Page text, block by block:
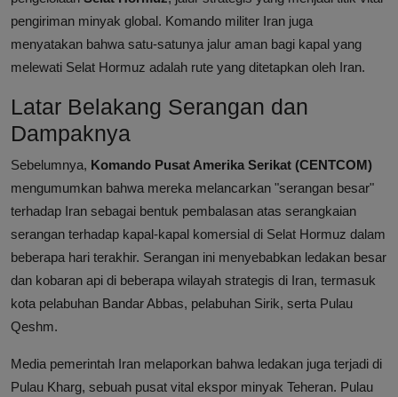
pengiriman minyak global. Komando militer Iran juga
menyatakan bahwa satu-satunya jalur aman bagi kapal yang
melewati Selat Hormuz adalah rute yang ditetapkan oleh Iran.
Latar Belakang Serangan dan
Dampaknya
Sebelumnya, Komando Pusat Amerika Serikat (CENTCOM)
mengumumkan bahwa mereka melancarkan "serangan besar"
terhadap Iran sebagai bentuk pembalasan atas serangkaian
serangan terhadap kapal-kapal komersial di Selat Hormuz dalam
beberapa hari terakhir. Serangan ini menyebabkan ledakan besar
dan kobaran api di beberapa wilayah strategis di Iran, termasuk
kota pelabuhan Bandar Abbas, pelabuhan Sirik, serta Pulau
Qeshm.
Media pemerintah Iran melaporkan bahwa ledakan juga terjadi di
Pulau Kharg, sebuah pusat vital ekspor minyak Teheran. Pulau